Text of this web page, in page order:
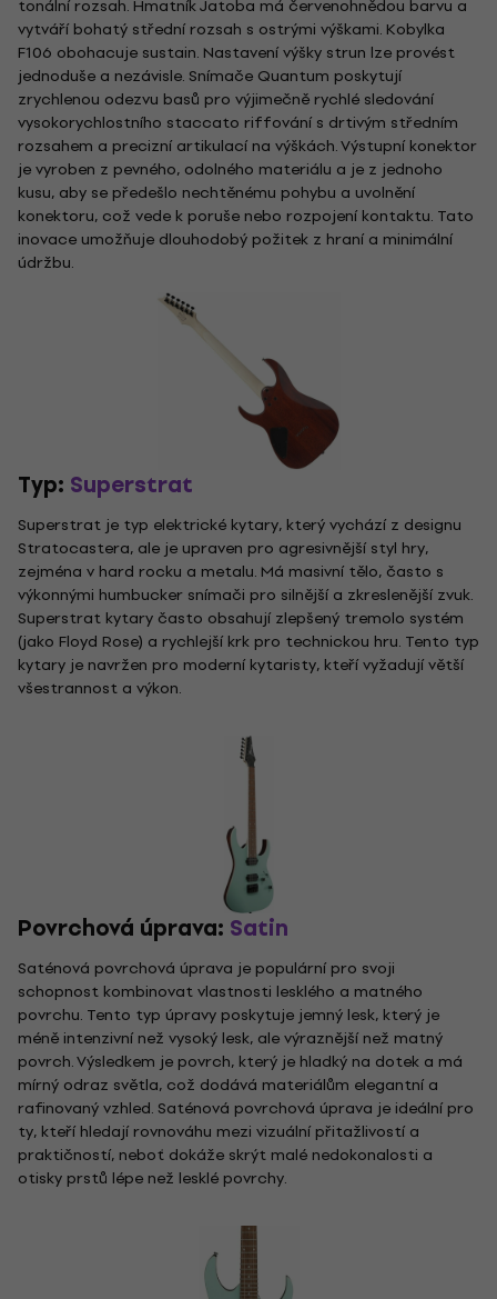
tonální rozsah. Hmatník Jatoba má červenohnědou barvu a
vytváří bohatý střední rozsah s ostrými výškami. Kobylka
F106 obohacuje sustain. Nastavení výšky strun lze provést
jednoduše a nezávisle. Snímače Quantum poskytují
zrychlenou odezvu basů pro výjimečně rychlé sledování
vysokorychlostního staccato riffování s drtivým středním
rozsahem a precizní artikulací na výškách. Výstupní konektor
je vyroben z pevného, odolného materiálu a je z jednoho
kusu, aby se předešlo nechtěnému pohybu a uvolnění
konektoru, což vede k poruše nebo rozpojení kontaktu. Tato
inovace umožňuje dlouhodobý požitek z hraní a minimální
údržbu.
Typ: Superstrat
Superstrat je typ elektrické kytary, který vychází z designu
Stratocastera, ale je upraven pro agresivnější styl hry,
zejména v hard rocku a metalu. Má masivní tělo, často s
výkonnými humbucker snímači pro silnější a zkreslenější zvuk.
Superstrat kytary často obsahují zlepšený tremolo systém
(jako Floyd Rose) a rychlejší krk pro technickou hru. Tento typ
kytary je navržen pro moderní kytaristy, kteří vyžadují větší
všestrannost a výkon.
Povrchová úprava: Satin
Saténová povrchová úprava je populární pro svoji
schopnost kombinovat vlastnosti lesklého a matného
povrchu. Tento typ úpravy poskytuje jemný lesk, který je
méně intenzivní než vysoký lesk, ale výraznější než matný
povrch. Výsledkem je povrch, který je hladký na dotek a má
mírný odraz světla, což dodává materiálům elegantní a
rafinovaný vzhled. Saténová povrchová úprava je ideální pro
ty, kteří hledají rovnováhu mezi vizuální přitažlivostí a
praktičností, neboť dokáže skrýt malé nedokonalosti a
otisky prstů lépe než lesklé povrchy.